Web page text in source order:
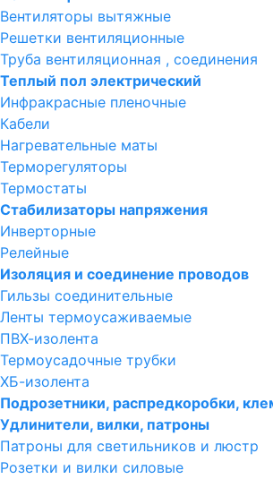
Вентиляторы вытяжные
Решетки вентиляционные
Труба вентиляционная , соединения
Теплый пол электрический
Инфракрасные пленочные
Кабели
Нагревательные маты
Терморегуляторы
Термостаты
Стабилизаторы напряжения
Инверторные
Релейные
Изоляция и соединение проводов
Гильзы соединительные
Ленты термоусаживаемые
ПВХ-изолента
Термоусадочные трубки
ХБ-изолента
Подрозетники, распредкоробки,
Удлинители, вилки, патроны
Патроны для светильников и люстр
Розетки и вилки силовые